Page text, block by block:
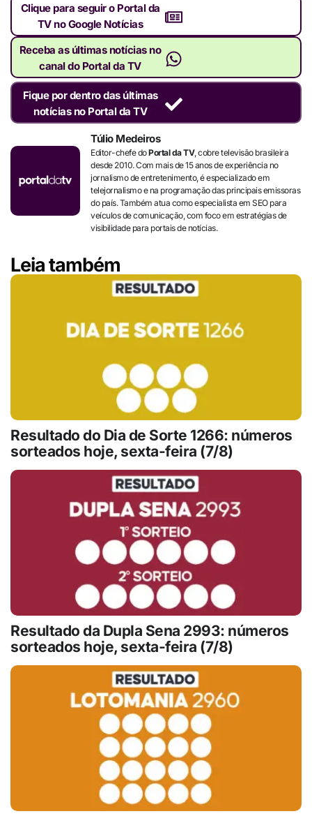
Clique para seguir o Portal da
TV no Google Notícias
Receba as últimas notícias no
canal do Portal da TV
Fique por dentro das últimas
notícias no Portal da TV
Túlio Medeiros
Editor-chefe doPortal da TV, cobre televisão brasileira
desde 2010. Com mais de 15 anos de experiência no
jornalismo de entretenimento, é especializado em
telejornalismo e na programação das principais emissoras
do país. Também atua como especialista em SEO para
veículos de comunicação, com foco em estratégias de
visibilidade para portais de notícias.
Leia também
Resultado do Dia de Sorte 1266: números
sorteados hoje, sexta-feira (7/8)
Resultado da Dupla Sena 2993: números
sorteados hoje, sexta-feira (7/8)